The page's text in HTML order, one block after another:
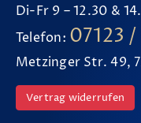
Di-Fr 9 – 12.30 &
Telefon: 07123 /
Metzinger Str. 49,
Vertrag widerrufen